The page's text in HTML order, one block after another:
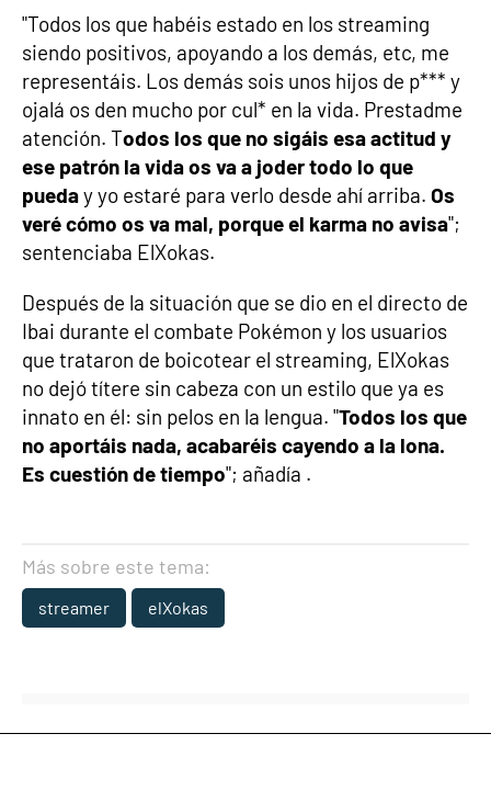
"Todos los que habéis estado en los streaming
siendo positivos, apoyando a los demás, etc, me
representáis. Los demás sois unos hijos de p*** y
ojalá os den mucho por cul* en la vida. Prestadme
atención. Todos los que no sigáis esa actitud y
ese patrón la vida os va a joder todo lo que
pueday yo estaré para verlo desde ahí arriba. Os
veré cómo os va mal, porque el karma no avisa";
sentenciaba ElXokas.
Después de la situación que se dio en el directo de
Ibai durante el combate Pokémon y los usuarios
que trataron de boicotear el streaming, ElXokas
no dejó títere sin cabeza con un estilo que ya es
innato en él: sin pelos en la lengua. "Todos los que
no aportáis nada, acabaréis cayendo a la lona.
Es cuestión de tiempo"; añadía .
Más sobre este tema:
streamer elXokas